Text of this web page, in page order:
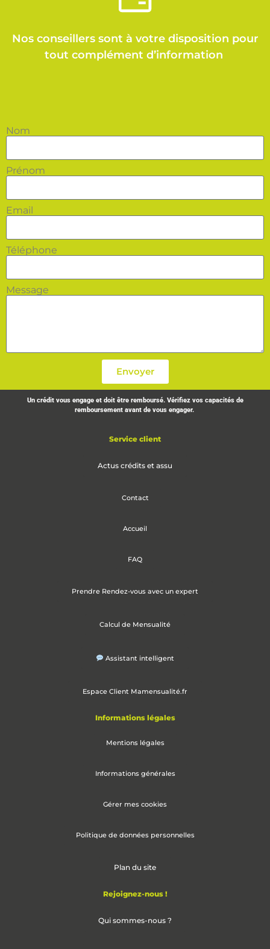
Nos conseillers sont à votre disposition pour
tout complément d’information
Nom
Prénom
Email
Téléphone
Message
Envoyer
Un crédit vous engage et doit être remboursé. Vérifiez vos capacités de
remboursement avant de vous engager.
Service client
Actus crédits et assu
Contact
Accueil
FAQ
Prendre Rendez-vous avec un expert
Calcul de Mensualité
Assistant intelligent
Espace Client Mamensualité.fr
Informations légales
Mentions légales
Informations générales
Gérer mes cookies
Politique de données personnelles
Plan du site
Rejoignez-nous !
Qui sommes-nous ?